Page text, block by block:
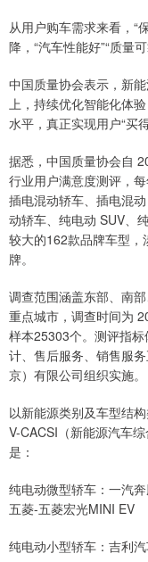
从用户购车需求来看，“
降，“汽车性能好”“质量
中国质量协会表示，新
上，持续优化智能化体
水平，真正实现用户“买
据悉，中国质量协会自
行业用户满意度测评，
插电混动轿车、插电混
动轿车、纯电动 SUV、
较大的162款品牌车型
牌。
调查范围涵盖东部、南
重点城市，调查时间为
样本25303个。测评指
计、售后服务、销售服
京）有限公司组织实施。
以新能源类别及车型结
V-CACSI（新能源汽车
是：
纯电动微型轿车：一汽
五菱-五菱宏光MINI EV
纯电动小型轿车：吉利